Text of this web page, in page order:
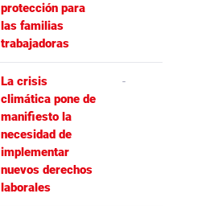
protección para
las familias
trabajadoras
La crisis
climática pone de
manifiesto la
necesidad de
implementar
nuevos derechos
laborales
-